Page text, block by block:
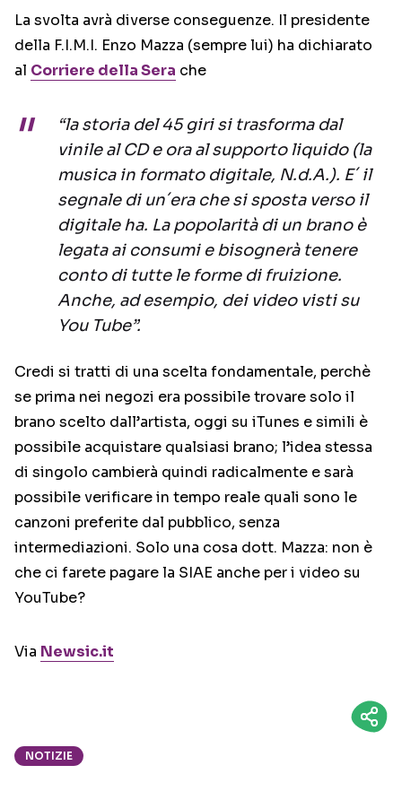
La svolta avrà diverse conseguenze. Il presidente
della F.I.M.I. Enzo Mazza (sempre lui) ha dichiarato
al Corriere della Sera che
“la storia del 45 giri si trasforma dal
vinile al CD e ora al supporto liquido (la
musica in formato digitale, N.d.A.). E´ il
segnale di un´era che si sposta verso il
digitale ha. La popolarità di un brano è
legata ai consumi e bisognerà tenere
conto di tutte le forme di fruizione.
Anche, ad esempio, dei video visti su
You Tube”.
Credi si tratti di una scelta fondamentale, perchè
se prima nei negozi era possibile trovare solo il
brano scelto dall’artista, oggi su iTunes e simili è
possibile acquistare qualsiasi brano; l’idea stessa
di singolo cambierà quindi radicalmente e sarà
possibile verificare in tempo reale quali sono le
canzoni preferite dal pubblico, senza
intermediazioni. Solo una cosa dott. Mazza: non è
che ci farete pagare la SIAE anche per i video su
YouTube?
Via Newsic.it
NOTIZIE